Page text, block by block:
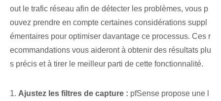
out le trafic réseau afin de détecter les problèmes, vous p
ouvez prendre en compte certaines considérations suppl
émentaires pour optimiser davantage ce processus. Ces r
ecommandations vous aideront à obtenir des résultats plu
s précis et à tirer le meilleur parti de cette fonctionnalité.
1. Ajustez les filtres de capture : pfSense propose une l